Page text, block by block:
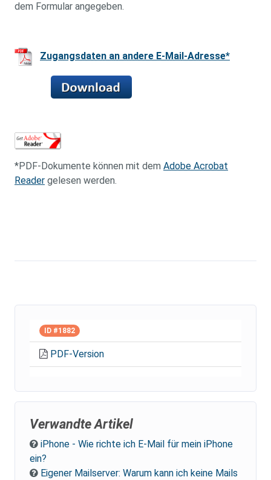
dem Formular angegeben.
Zugangsdaten an andere E-Mail-Adresse*
*PDF-Dokumente können mit dem Adobe Acrobat
Reader gelesen werden.
ID #1882
PDF-Version
Verwandte Artikel
iPhone - Wie richte ich E-Mail für mein iPhone
ein?
Eigener Mailserver: Warum kann ich keine Mails